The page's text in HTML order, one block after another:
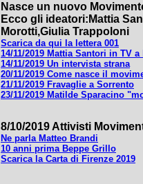
Nasce un nuovo
Ecco gli ideatori:Mattia
Morotti,Giulia Trappoloni
Scarica da qui la lettera 001
14/11/2019 Mattia Santori in TV
14/11/2019 Un intervista strana
20/11/2019 Come nasce il
21/11/2019 Fravaglie a Sorrento
23/11/2019 Matilde Sparacino
8/10/2019 Attivisti
Ne parla Matteo Brandi
10 anni prima Beppe Grillo
Scarica la Carta di Firenze 2019